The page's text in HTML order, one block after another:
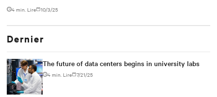
4 min. Lire 10/3/25
Dernier
The future of data centers begins in university labs
4 min. Lire 7/21/25